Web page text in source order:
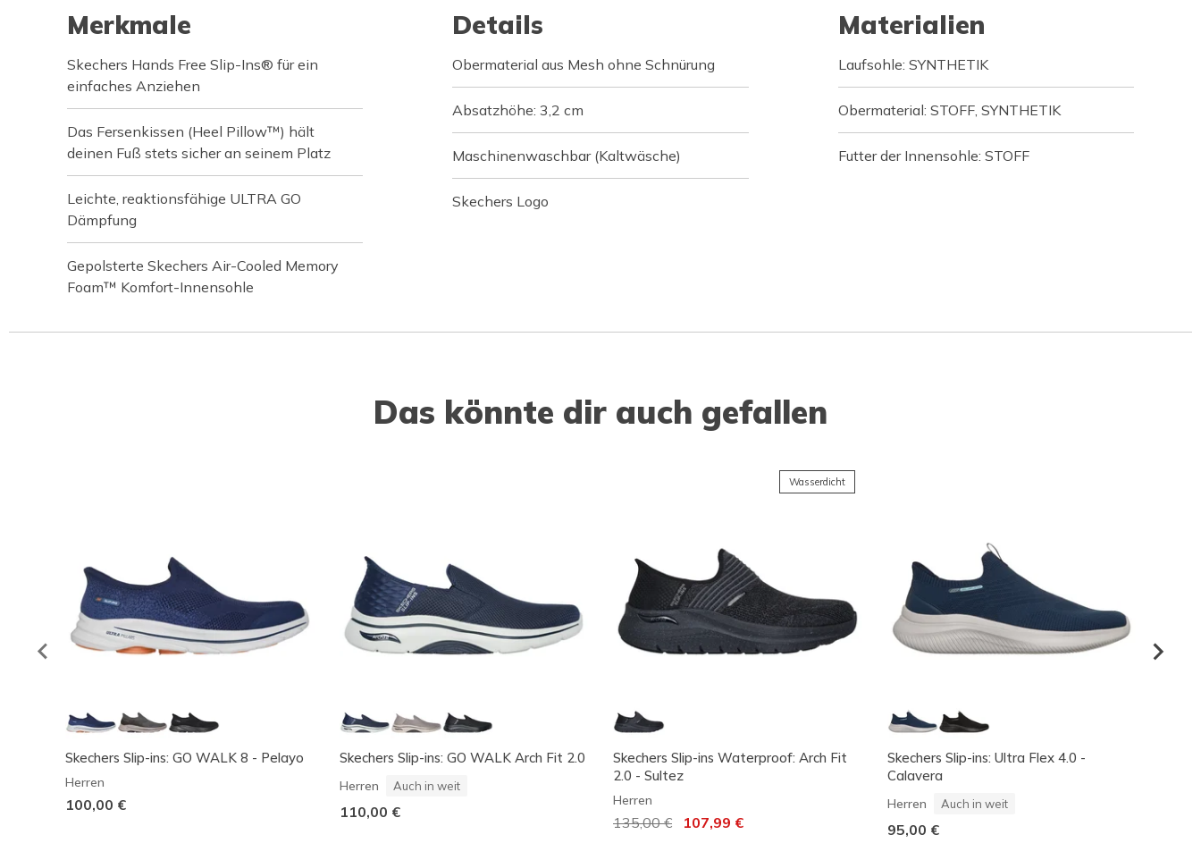
Merkmale
Skechers Hands Free Slip-Ins® für ein
einfaches Anziehen
Das Fersenkissen (Heel Pillow™) hält
deinen Fuß stets sicher an seinem Platz
Leichte, reaktionsfähige ULTRA GO
Dämpfung
Gepolsterte Skechers Air-Cooled Memory
Foam™ Komfort-Innensohle
Details
Obermaterial aus Mesh ohne Schnürung
Absatzhöhe: 3,2 cm
Maschinenwaschbar (Kaltwäsche)
Skechers Logo
Materialien
Laufsohle: SYNTHETIK
Obermaterial: STOFF, SYNTHETIK
Futter der Innensohle: STOFF
Das könnte dir auch gefallen
Skechers Slip-ins: GO WALK 8 - Pelayo
Herren
100,00 €
Skechers Slip-ins: GO WALK Arch Fit 2.0
Herren Auch in weit
110,00 €
Wasserdicht
Skechers Slip-ins Waterproof: Arch Fit
2.0 - Sultez
Herren
Reduziert von
135,00 € auf107,99 €
Skechers Slip-ins: Ultra Flex 4.0 -
Calavera
Herren Auch in weit
95,00 €